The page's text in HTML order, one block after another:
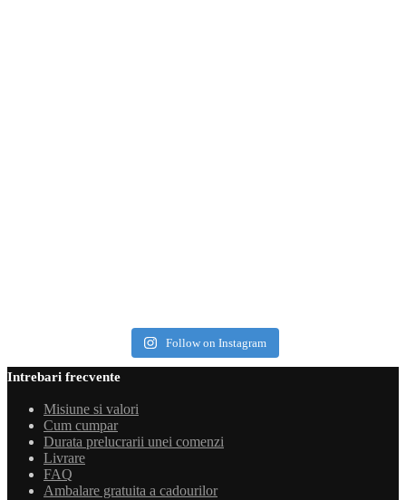
Follow on Instagram
Intrebari frecvente
Misiune si valori
Cum cumpar
Durata prelucrarii unei comenzi
Livrare
FAQ
Ambalare gratuita a cadourilor